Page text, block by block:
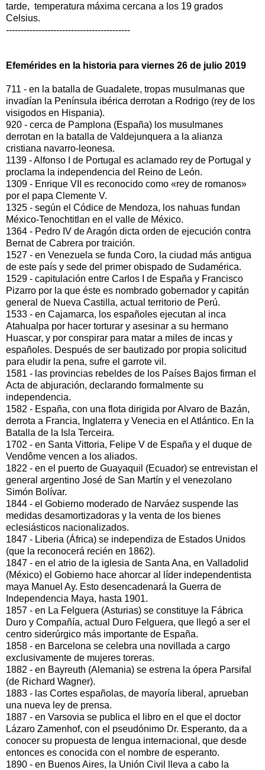
tarde, temperatura máxima cercana a los 19 grados
Celsius.
------------------------------------------
Efemérides en la historia para viernes 26 de julio 2019
711 - en la batalla de Guadalete, tropas musulmanas que
invadían la Península ibérica derrotan a Rodrigo (rey de los
visigodos en Hispania).
920 - cerca de Pamplona (España) los musulmanes
derrotan en la batalla de Valdejunquera a la alianza
cristiana navarro-leonesa.
1139 - Alfonso I de Portugal es aclamado rey de Portugal y
proclama la independencia del Reino de León.
1309 - Enrique VII es reconocido como «rey de romanos»
por el papa Clemente V.
1325 - según el Códice de Mendoza, los nahuas fundan
México-Tenochtitlan en el valle de México.
1364 - Pedro IV de Aragón dicta orden de ejecución contra
Bernat de Cabrera por traición.
1527 - en Venezuela se funda Coro, la ciudad más antigua
de este país y sede del primer obispado de Sudamérica.
1529 - capitulación entre Carlos I de España y Francisco
Pizarro por la que éste es nombrado gobernador y capitán
general de Nueva Castilla, actual territorio de Perú.
1533 - en Cajamarca, los españoles ejecutan al inca
Atahualpa por hacer torturar y asesinar a su hermano
Huascar, y por conspirar para matar a miles de incas y
españoles. Después de ser bautizado por propia solicitud
para eludir la pena, sufre el garrote vil.
1581 - las provincias rebeldes de los Países Bajos firman el
Acta de abjuración, declarando formalmente su
independencia.
1582 - España, con una flota dirigida por Alvaro de Bazán,
derrota a Francia, Inglaterra y Venecia en el Atlántico. En la
Batalla de la Isla Terceira.
1702 - en Santa Vittoria, Felipe V de España y el duque de
Vendôme vencen a los aliados.
1822 - en el puerto de Guayaquil (Ecuador) se entrevistan el
general argentino José de San Martín y el venezolano
Simón Bolívar.
1844 - el Gobierno moderado de Narváez suspende las
medidas desamortizadoras y la venta de los bienes
eclesiásticos nacionalizados.
1847 - Liberia (África) se independiza de Estados Unidos
(que la reconocerá recién en 1862).
1847 - en el atrio de la iglesia de Santa Ana, en Valladolid
(México) el Gobierno hace ahorcar al líder independentista
maya Manuel Ay. Esto desencadenará la Guerra de
Independencia Maya, hasta 1901.
1857 - en La Felguera (Asturias) se constituye la Fábrica
Duro y Compañía, actual Duro Felguera, que llegó a ser el
centro siderúrgico más importante de España.
1858 - en Barcelona se celebra una novillada a cargo
exclusivamente de mujeres toreras.
1882 - en Bayreuth (Alemania) se estrena la ópera Parsifal
(de Richard Wagner).
1883 - las Cortes españolas, de mayoría liberal, aprueban
una nueva ley de prensa.
1887 - en Varsovia se publica el libro en el que el doctor
Lázaro Zamenhof, con el pseudónimo Dr. Esperanto, da a
conocer su propuesta de lengua internacional, que desde
entonces es conocida con el nombre de esperanto.
1890 - en Buenos Aires, la Unión Civil lleva a cabo la